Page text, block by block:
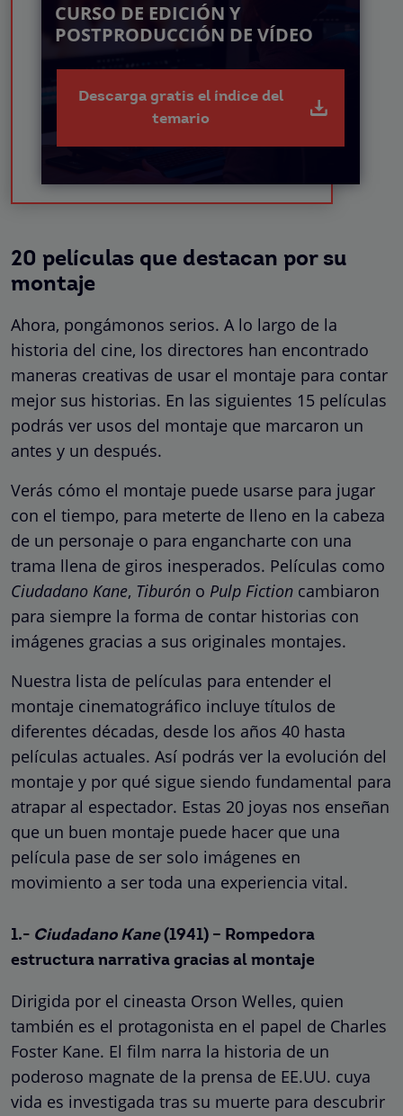
CURSO DE EDICIÓN Y
POSTPRODUCCIÓN DE VÍDEO
Descarga gratis el índice del
temario
20 películas que destacan por su
montaje
Ahora, pongámonos serios. A lo largo de la
historia del cine, los directores han encontrado
maneras creativas de usar el montaje para contar
mejor sus historias. En las siguientes 15 películas
podrás ver usos del montaje que marcaron un
antes y un después.
Verás cómo el montaje puede usarse para jugar
con el tiempo, para meterte de lleno en la cabeza
de un personaje o para engancharte con una
trama llena de giros inesperados. Películas como
Ciudadano Kane, Tiburón o Pulp Fiction cambiaron
para siempre la forma de contar historias con
imágenes gracias a sus originales montajes.
Nuestra lista de películas para entender el
montaje cinematográfico incluye títulos de
diferentes décadas, desde los años 40 hasta
películas actuales. Así podrás ver la evolución del
montaje y por qué sigue siendo fundamental para
atrapar al espectador. Estas 20 joyas nos enseñan
que un buen montaje puede hacer que una
película pase de ser solo imágenes en
movimiento a ser toda una experiencia vital.
1.- Ciudadano Kane(1941) – Rompedora
estructura narrativa gracias al montaje
Dirigida por el cineasta Orson Welles, quien
también es el protagonista en el papel de Charles
Foster Kane. El film narra la historia de un
poderoso magnate de la prensa de EE.UU. cuya
vida es investigada tras su muerte para descubrir